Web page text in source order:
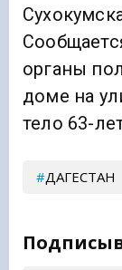
органы
доме на
тело 63-
ДАГЕСТАН